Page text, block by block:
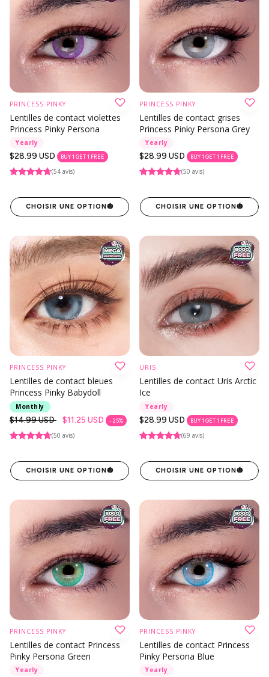
PRINCESS PINKY
Lentilles de contact violettes
Princess Pinky Persona
Yearly
Prix
habituel
$28.99 USD BUY 1 GET 1 FREE
(54 avis)
CHOISIR UNE OPTION 🎃
PRINCESS PINKY
Lentilles de contact grises
Princess Pinky Persona Grey
Yearly
Prix
habituel
$28.99 USD BUY 1 GET 1 FREE
(50 avis)
CHOISIR UNE OPTION 🎃
PRINCESS PINKY
Lentilles de contact bleues
Princess Pinky Babydoll
Monthly
Prix
habituel
$14.99 USD $11.25 USD - 25%
(50 avis)
CHOISIR UNE OPTION🎃
URIS
Lentilles de contact Uris Arctic
Ice
Yearly
Prix
habituel
$28.99 USD BUY 1 GET 1 FREE
(69 avis)
CHOISIR UNE OPTION🎃
PRINCESS PINKY
Lentilles de contact Princess
Pinky Persona Green
Yearly
PRINCESS PINKY
Lentilles de contact Princess
Pinky Persona Blue
Yearly